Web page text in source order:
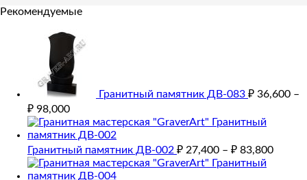
Рекомендуемые
Гранитный памятник ДВ-083 ₽ 36,600 –
₽ 98,000
Гранитный памятник ДВ-002 ₽ 27,400 – ₽ 83,800